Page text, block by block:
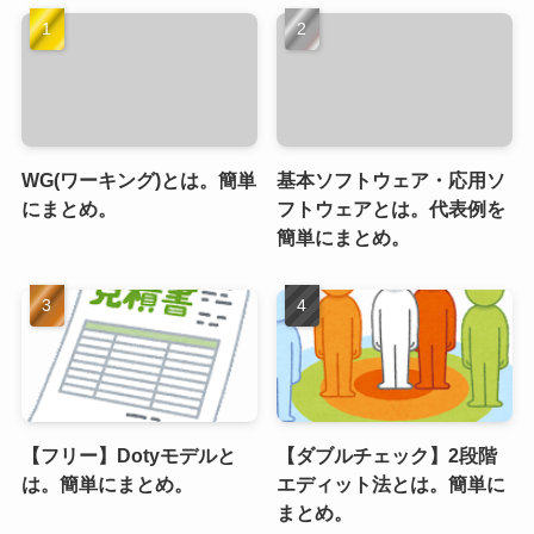
WG(ワーキング)とは。簡単
にまとめ。
基本ソフトウェア・応用ソ
フトウェアとは。代表例を
簡単にまとめ。
【フリー】Dotyモデルと
は。簡単にまとめ。
【ダブルチェック】2段階
エディット法とは。簡単に
まとめ。